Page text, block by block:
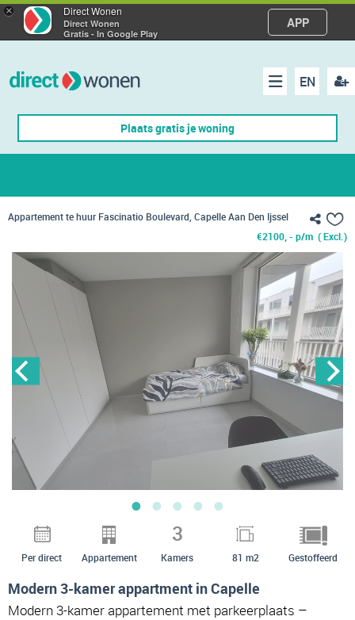
× Direct Wonen
Direct Wonen
Gratis - In Google Play
APP
EN
Menu
Plaats gratis je woning
Appartement te huur Fascinatio Boulevard, Capelle Aan Den Ijssel
€2100, - p/m ( Excl.)
Per direct Appartement
3
Kamers 81 m2 Gestoffeerd
Modern 3-kamer appartment in Capelle
Modern 3-kamer appartement met parkeerplaats –